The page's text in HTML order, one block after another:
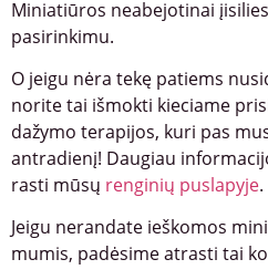
Miniatiūros neabejotinai
pasirinkimu.
O jeigu nėra tekę patiems
norite tai išmokti kieciame
dažymo terapijos, kuri pas
antradienį! Daugiau
rasti mūsų renginių puslapyje.
Jeigu nerandate ieškomos
mumis, padėsime atrasti tai